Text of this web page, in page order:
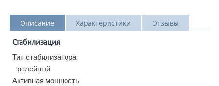
Описание Характеристики Отзывы
Стабилизация
Тип стабилизатора
релейный
Активная мощность